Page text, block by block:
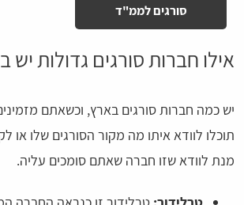
סורגים לממ"ד
אילו חברות סורגים גדולות יש
יש כמה חברות סורגים בארץ, וכשאתם
תוכלו לוודא איתו מה מקור הסורגים שלו או
מנת לוודא שזו חברה שאתם סומכים עליה.